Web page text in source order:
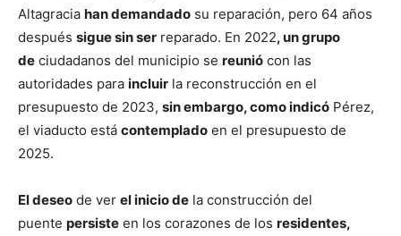
Altagracia han demandado su reparación, pero 64 años
después sigue sin ser reparado. En 2022, un grupo
de ciudadanos del municipio se reunió con las
autoridades para incluir la reconstrucción en el
presupuesto de 2023, sin embargo, como indicó Pérez,
el viaducto está contemplado en el presupuesto de
2025.
El deseo de ver el inicio de la construcción del
puente persiste en los corazones de los residentes,